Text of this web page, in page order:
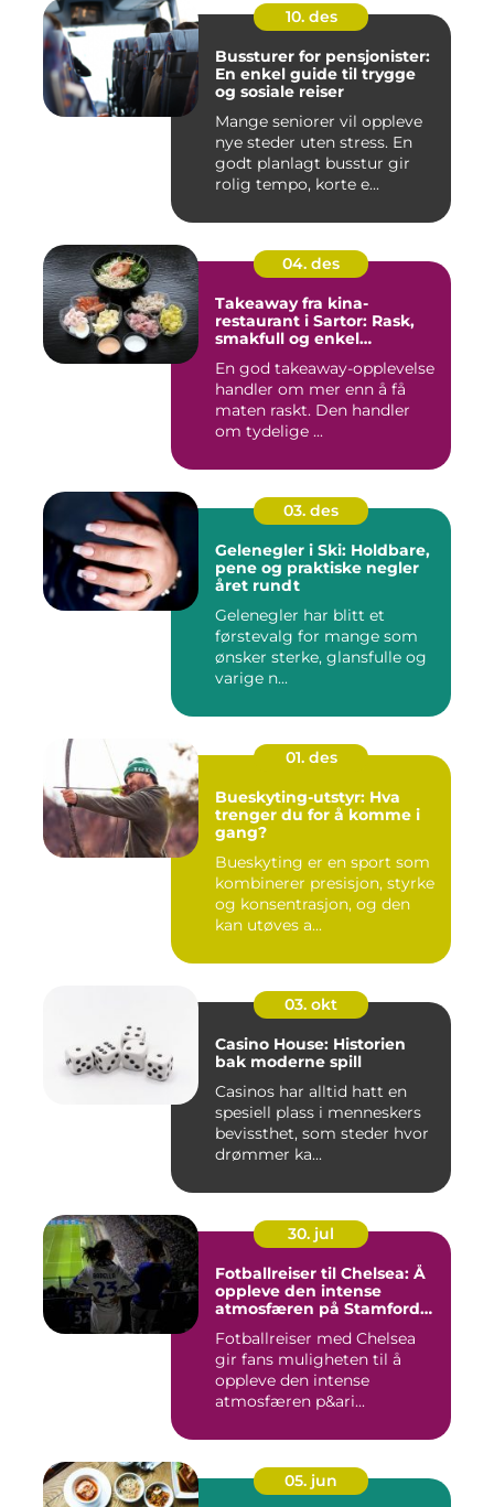
10. des
Bussturer for pensjonister:
En enkel guide til trygge
og sosiale reiser
Mange seniorer vil oppleve
nye steder uten stress. En
godt planlagt busstur gir
rolig tempo, korte e...
04. des
Takeaway fra kina-
restaurant i Sartor: Rask,
smakfull og enkel
En god takeaway-opplevelse
handler om mer enn å få
maten raskt. Den handler
om tydelige ...
03. des
Gelenegler i Ski: Holdbare,
pene og praktiske negler
året rundt
Gelenegler har blitt et
førstevalg for mange som
ønsker sterke, glansfulle og
varige n...
01. des
Bueskyting-utstyr: Hva
trenger du for å komme i
gang?
Bueskyting er en sport som
kombinerer presisjon, styrke
og konsentrasjon, og den
kan utøves a...
03. okt
Casino House: Historien
bak moderne spill
Casinos har alltid hatt en
spesiell plass i menneskers
bevissthet, som steder hvor
drømmer ka...
30. jul
Fotballreiser til Chelsea: Å
oppleve den intense
atmosfæren på Stamford
Fotballreiser med Chelsea
gir fans muligheten til å
oppleve den intense
atmosfæren p&ari...
05. jun